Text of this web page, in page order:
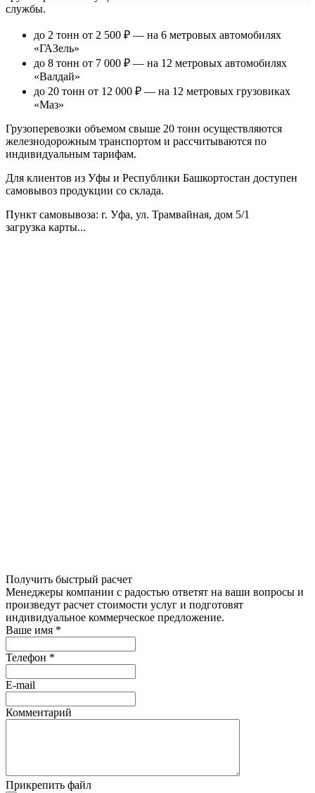
службы.
до 2 тонн от 2 500 ₽ — на 6 метровых автомобилях
«ГАЗель»
до 8 тонн от 7 000 ₽ — на 12 метровых автомобилях
«Валдай»
до 20 тонн от 12 000 ₽ — на 12 метровых грузовиках
«Маз»
Грузоперевозки объемом свыше 20 тонн осуществляются
железнодорожным транспортом и рассчитываются по
индивидуальным тарифам.
Для клиентов из Уфы и Республики Башкортостан доступен
самовывоз продукции со склада.
Пункт самовывоза: г. Уфа, ул. Трамвайная, дом 5/1
загрузка карты...
Получить быстрый расчет
Менеджеры компании с радостью ответят на ваши вопросы и
произведут расчет стоимости услуг и подготовят
индивидуальное коммерческое предложение.
Ваше имя *
Телефон *
E-mail
Комментарий
Прикрепить файл